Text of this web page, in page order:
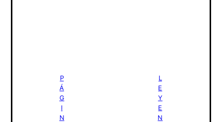
P
Á
G
I
N
L
E
Y
E
N